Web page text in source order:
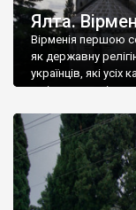
Ялта.
Вірменія першою
як державну
українців, які
є відданими